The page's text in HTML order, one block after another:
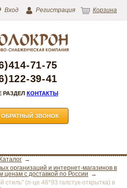
Вход Регистрация Корзина
71-75
39-41
РАЗДЕЛ КОНТАКТЫ
ОБРАТНЫЙ ЗВОНОК
Каталог
организаций и интернет-магазинов в
ценам с доставкой по России
(п-це 46*93 галстук-открытка) в